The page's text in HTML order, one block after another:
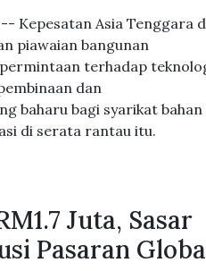
Kepesatan Asia Tenggara
piawaian bangunan
terhadap
dan
baharu bagi syarikat bahan
di serata rantau itu.
Juta, Sasar
Pasaran